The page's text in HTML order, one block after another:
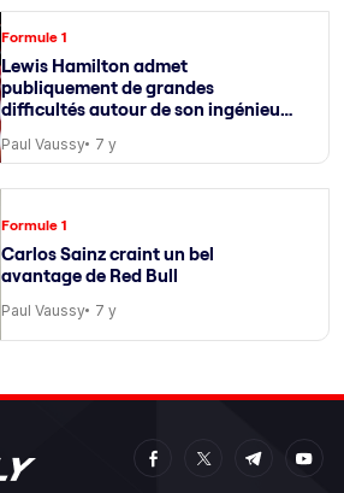
Formule 1
Lewis Hamilton admet
publiquement de grandes
difficultés autour de son ingénieur
Paul Vaussy 7 y
Formule 1
Carlos Sainz craint un bel
avantage de Red Bull
Paul Vaussy 7 y